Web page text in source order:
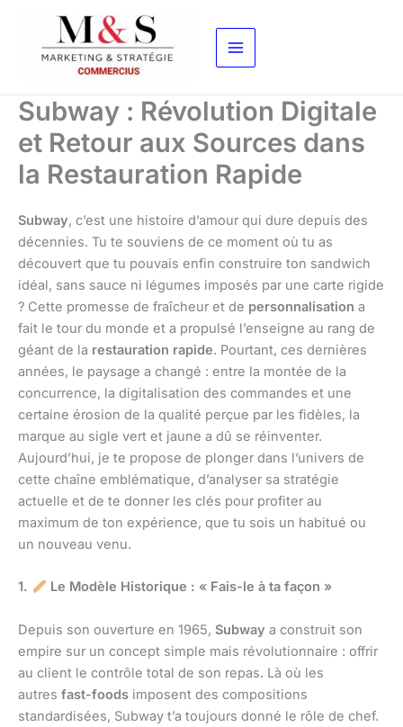
contenu
Subway : Révolution Digitale
et Retour aux Sources dans
la Restauration Rapide
Subway, c’est une histoire d’amour qui dure depuis des
décennies. Tu te souviens de ce moment où tu as
découvert que tu pouvais enfin construire ton sandwich
idéal, sans sauce ni légumes imposés par une carte rigide
? Cette promesse de fraîcheur et de personnalisation a
fait le tour du monde et a propulsé l’enseigne au rang de
géant de la restauration rapide. Pourtant, ces dernières
années, le paysage a changé : entre la montée de la
concurrence, la digitalisation des commandes et une
certaine érosion de la qualité perçue par les fidèles, la
marque au sigle vert et jaune a dû se réinventer.
Aujourd’hui, je te propose de plonger dans l’univers de
cette chaîne emblématique, d’analyser sa stratégie
actuelle et de te donner les clés pour profiter au
maximum de ton expérience, que tu sois un habitué ou
un nouveau venu.
1. Le Modèle Historique : « Fais-le à ta façon »
Depuis son ouverture en 1965, Subway a construit son
empire sur un concept simple mais révolutionnaire : offrir
au client le contrôle total de son repas. Là où les
autres fast-foods imposent des compositions
standardisées, Subway t’a toujours donné le rôle de chef.